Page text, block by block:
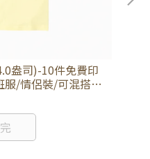
盎司)-10件免費印
/情侶裝/可混搭色/